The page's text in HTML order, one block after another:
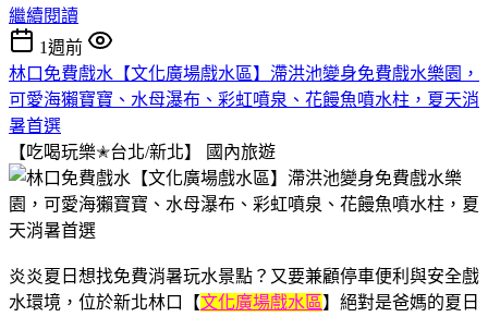
繼續閱讀
1週前
林口免費戲水【文化廣場戲水區】滯洪池變身免費戲水樂園，
可愛海獺寶寶、水母瀑布、彩虹噴泉、花饅魚噴水柱，夏天消
暑首選
【吃喝玩樂✭台北/新北】
國內旅遊
炎炎夏日想找免費消暑玩水景點？又要兼顧停車便利與安全戲
水環境，位於新北林口【文化廣場戲水區】絕對是爸媽的夏日